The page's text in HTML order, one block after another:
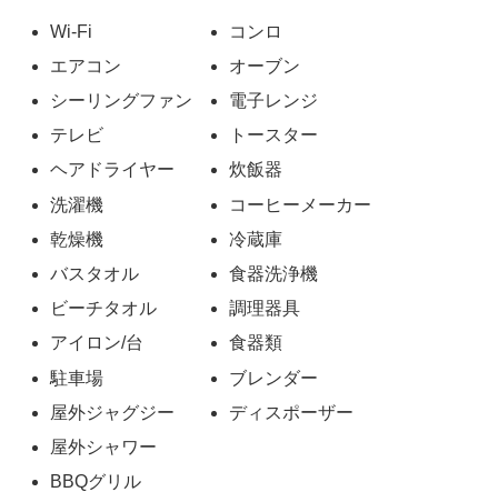
Wi-Fi
エアコン
シーリングファン
テレビ
ヘアドライヤー
洗濯機
乾燥機
バスタオル
ビーチタオル
アイロン/台
駐車場
屋外ジャグジー
屋外シャワー
BBQグリル
コンロ
オーブン
電子レンジ
トースター
炊飯器
コーヒーメーカー
冷蔵庫
食器洗浄機
調理器具
食器類
ブレンダー
ディスポーザー